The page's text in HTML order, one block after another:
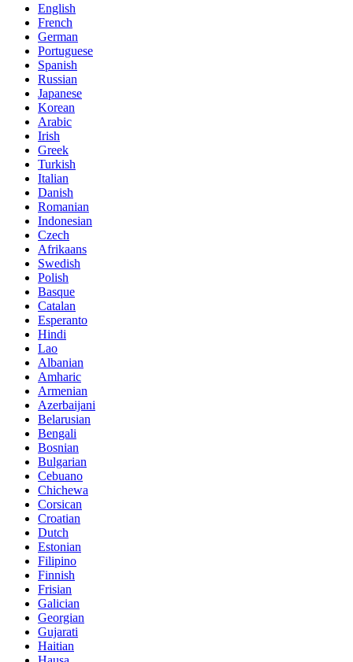
English
French
German
Portuguese
Spanish
Russian
Japanese
Korean
Arabic
Irish
Greek
Turkish
Italian
Danish
Romanian
Indonesian
Czech
Afrikaans
Swedish
Polish
Basque
Catalan
Esperanto
Hindi
Lao
Albanian
Amharic
Armenian
Azerbaijani
Belarusian
Bengali
Bosnian
Bulgarian
Cebuano
Chichewa
Corsican
Croatian
Dutch
Estonian
Filipino
Finnish
Frisian
Galician
Georgian
Gujarati
Haitian